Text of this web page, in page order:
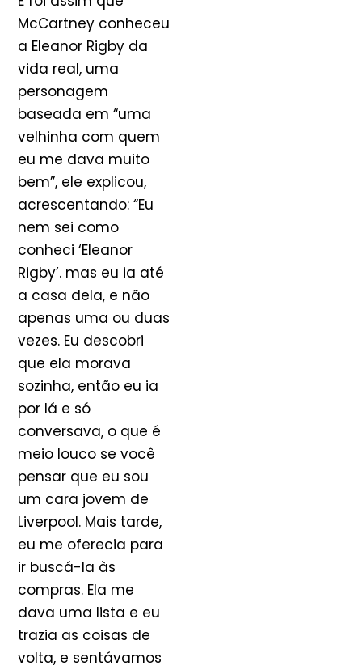
McCartney conheceu
a Eleanor Rigby da
vida real, uma
personagem
baseada em “uma
velhinha com quem
eu me dava muito
bem”, ele explicou,
acrescentando: “Eu
nem sei como
conheci ‘Eleanor
Rigby’. mas eu ia até
a casa dela, e não
apenas uma ou duas
vezes. Eu descobri
que ela morava
sozinha, então eu ia
por lá e só
conversava, o que é
meio louco se você
pensar que eu sou
um cara jovem de
Liverpool. Mais tarde,
eu me oferecia para
ir buscá-la às
compras. Ela me
dava uma lista e eu
trazia as coisas de
volta, e sentávamos